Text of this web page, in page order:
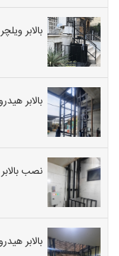
بالابر
بالابر
نصب
بالابر